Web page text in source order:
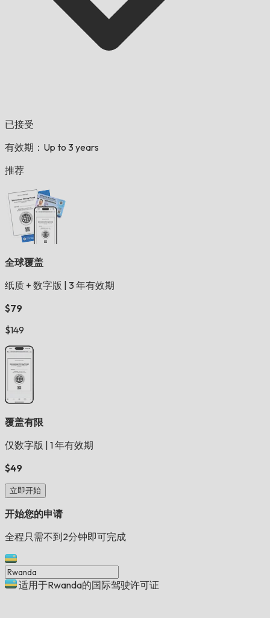
已接受
有效期：Up to 3 years
推荐
全球覆盖
纸质 + 数字版
3 年有效期
$79
$149
覆盖有限
仅数字版
1 年有效期
$49
立即开始
开始您的申请
全程只需不到2分钟即可完成
适用于Rwanda的国际驾驶许可证